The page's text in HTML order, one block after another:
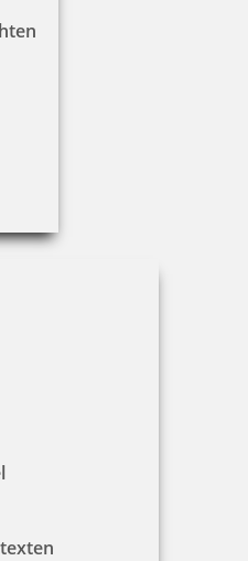
€
3302 34 x 8 mm Schwarz
€